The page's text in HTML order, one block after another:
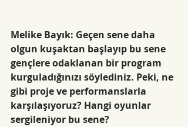
Melike Bayık: Geçen sene daha
olgun kuşaktan başlayıp bu sene
gençlere odaklanan bir program
kurguladığınızı söylediniz. Peki, ne
gibi proje ve performanslarla
karşılaşıyoruz? Hangi oyunlar
sergileniyor bu sene?